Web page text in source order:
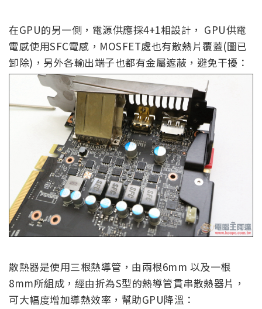
在GPU的另一側，電源供應採4+1相設計， GPU供電
電感使用SFC電感，MOSFET處也有散熱片覆蓋(圖已
卸除)，另外各輸出端子也都有金屬遮蔽，避免干擾：
散熱器是使用三根熱導管，由兩根6mm 以及一根
8mm所組成，經由折為S型的熱導管貫串散熱器片，
可大幅度增加導熱效率，幫助GPU降溫：